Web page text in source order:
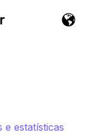
e estatísticas